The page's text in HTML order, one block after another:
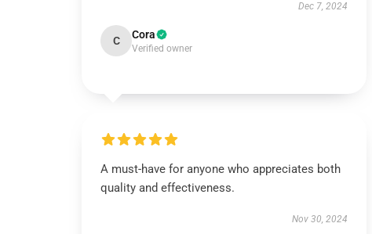
Dec 7, 2024
C Cora
Verified owner
A must-have for anyone who appreciates both
quality and effectiveness.
Nov 30, 2024